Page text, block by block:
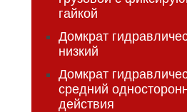
гайкой
Домкрат
низкий
Домкрат
средний
действия